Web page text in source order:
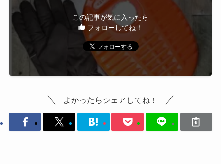
この記事が気に入ったら
フォローしてね！
よかったらシェアしてね！